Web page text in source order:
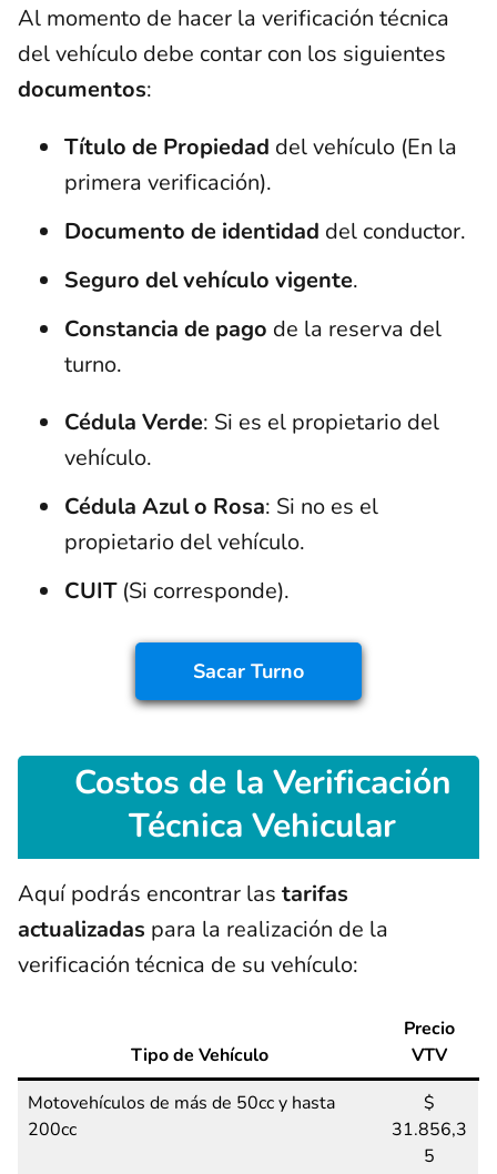
Al momento de hacer la verificación técnica
del vehículo debe contar con los siguientes
documentos:
Título de Propiedad del vehículo (En la
primera verificación).
Documento de identidad del conductor.
Seguro del vehículo vigente.
Constancia de pago de la reserva del
turno.
Cédula Verde: Si es el propietario del
vehículo.
Cédula Azul o Rosa: Si no es el
propietario del vehículo.
CUIT(Si corresponde).
Sacar Turno
Costos de la Verificación
Técnica Vehicular
Aquí podrás encontrar las tarifas
actualizadas para la realización de la
verificación técnica de su vehículo:
Tipo de Vehículo
Precio
VTV
Motovehículos de más de 50cc y hasta
200cc
$
31.856,3
5